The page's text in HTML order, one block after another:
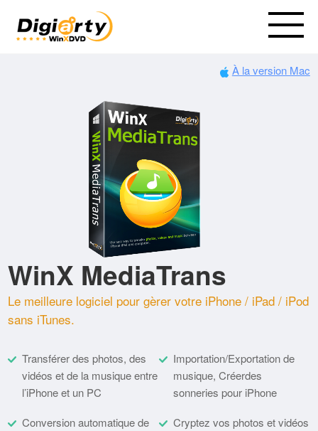
À la version Mac
WinX MediaTrans
Le meilleure logiciel pour gèrer votre iPhone / iPad / iPod
sans iTunes.
Transférer des photos, des
vidéos et de la musique entre
l’iPhone et un PC
Importation/Exportation de
musique, Créerdes
sonneries pour iPhone
Conversion automatique de
Cryptez vos photos et vidéos